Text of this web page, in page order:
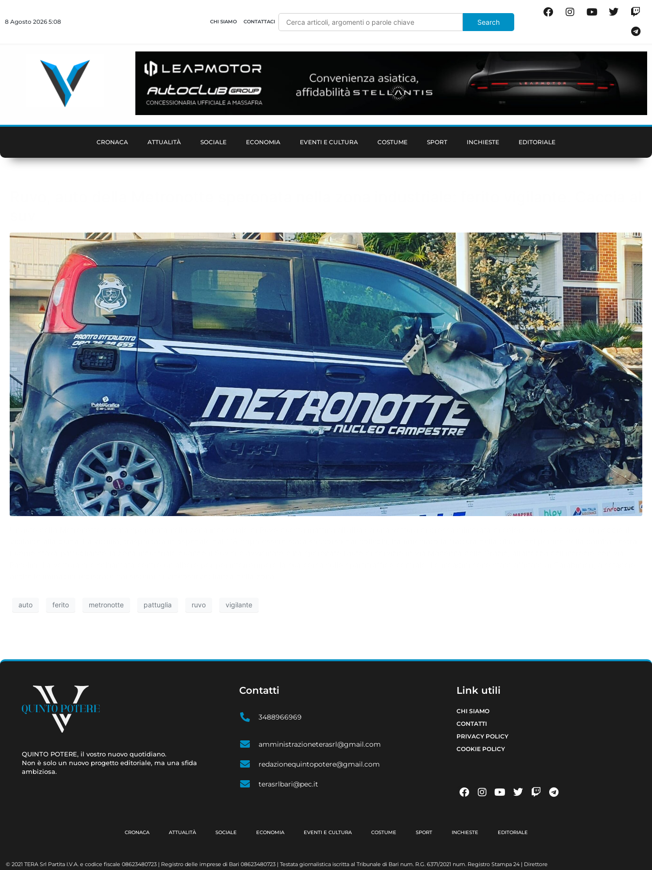
8 Agosto 2026 5:08 CHI SIAMO CONTATTACI
CRONACA ATTUALITÀ SOCIALE ECONOMIA EVENTI E CULTURA COSTUME SPORT INCHIESTE EDITORIALE
auto ferito metronotte pattuglia ruvo vigilante
QUINTO POTERE, il vostro nuovo quotidiano.
Non è solo un nuovo progetto editoriale, ma una sfida
ambiziosa.
Contatti
3488966969
amministrazioneterasrl@gmail.com
redazionequintopotere@gmail.com
terasrlbari@pec.it
Link utili
CHI SIAMO
CONTATTI
PRIVACY POLICY
COOKIE POLICY
CRONACA ATTUALITÀ SOCIALE ECONOMIA EVENTI E CULTURA COSTUME SPORT INCHIESTE EDITORIALE
© 2021 TERA Srl Partita I.V.A. e codice fiscale 08623480723 | Registro delle imprese di Bari 08623480723 | Testata giornalistica iscritta al Tribunale di Bari num. R.G. 6371/2021 num. Registro Stampa 24 | Direttore